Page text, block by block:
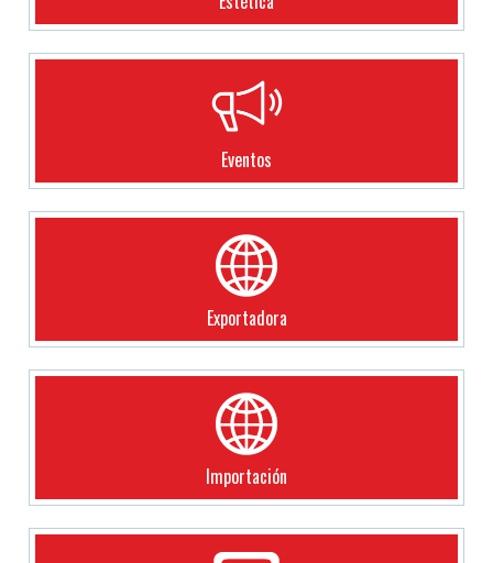
Eventos
Exportadora
Importación